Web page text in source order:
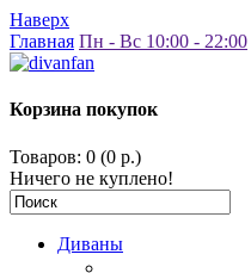
Наверх
Главная Пн - Вс 10:00 - 22:00
Корзина покупок
Товаров: 0 (0 р.)
Ничего не куплено!
Диваны